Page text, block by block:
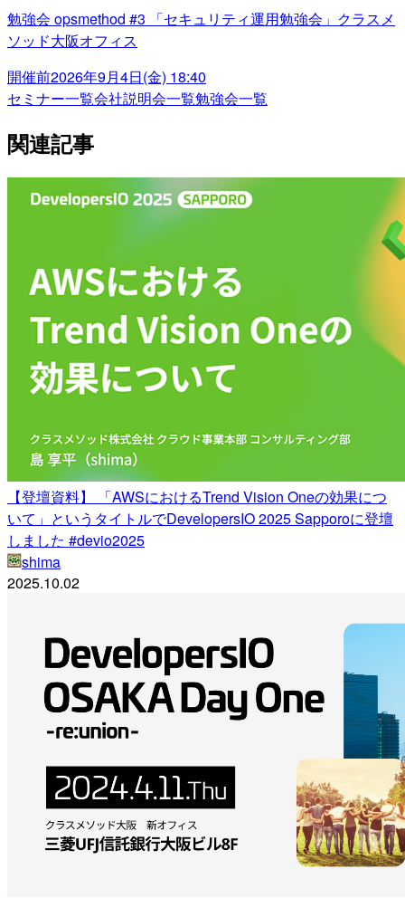
勉強会 opsmethod #3 「セキュリティ運用勉強会」クラスメ
ソッド大阪オフィス
開催前2026年9月4日(金) 18:40
セミナー一覧会社説明会一覧勉強会一覧
関連記事
【登壇資料】 「AWSにおけるTrend Vision Oneの効果につ
いて」というタイトルでDevelopersIO 2025 Sapporoに登壇
しました #devio2025
shima
2025.10.02